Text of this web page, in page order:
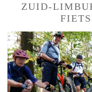
ZUID-